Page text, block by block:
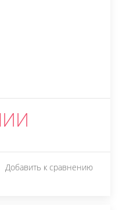
Добавить к сравнению